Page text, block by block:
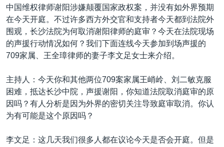
台海两岸关系
南中国海争端
关注西藏
GEN Z 看美国
其他语言网站
中国维权律师谢阳涉嫌颠覆国家政权案，并没有如外界预期
在今天开庭。不过许多西方外交官和支持者今天都到法院外
围观，长沙法院为何取消谢阳律师的庭审？今天在法院现场
的声援行动情况如何？我们下面连线今天参加到场声援的
709家属、王全璋律师的妻子李文足女士来介绍。
主持人：今天你和其他两位709案家属王峭岭、刘二敏克服
困难，抵达长沙中院，声援谢阳，你知道法院取消庭审的原
因吗？有人分析是因为外界的密切关注导致庭审取消。你认
为有可能是这个原因吗？
李文足：这几天我们很多人都在议论今天是否会开庭。但是